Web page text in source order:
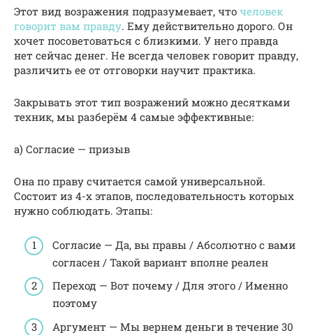
Этот вид возражения подразумевает, что человек
говорит вам правду. Ему действительно дорого. Он
хочет посоветоваться с близкими. У него правда
нет сейчас денег. Не всегда человек говорит правду,
различить ее от отговорки научит практика.
Закрывать этот тип возражений можно десятками
техник, мы разберём 4 самые эффективные:
а) Согласие — призыв
Она по праву считается самой универсальной.
Состоит из 4-х этапов, последовательность которых
нужно соблюдать. Этапы:
Согласие — Да, вы правы / Абсолютно с вами
согласен / Такой вариант вполне реален
Переход — Вот почему / Для этого / Именно
поэтому
Аргумент — Мы вернем деньги в течение 30